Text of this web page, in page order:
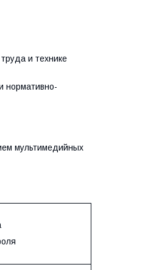
и технике
нормативно-
мультимедийных